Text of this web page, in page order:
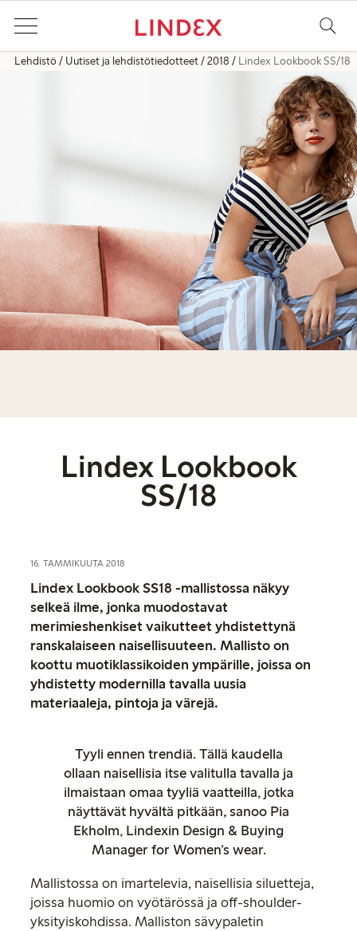
Lehdistö Uutiset ja lehdistötiedotteet 2018 Lindex Lookbook SS/18
Lindex Lookbook
SS/18
16. TAMMIKUUTA 2018
Lindex Lookbook SS18 -mallistossa näkyy
selkeä ilme, jonka muodostavat
merimieshenkiset vaikutteet yhdistettynä
ranskalaiseen naisellisuuteen. Mallisto on
koottu muotiklassikoiden ympärille, joissa on
yhdistetty modernilla tavalla uusia
materiaaleja, pintoja ja värejä.
Tyyli ennen trendiä. Tällä kaudella
ollaan naisellisia itse valitulla tavalla ja
ilmaistaan omaa tyyliä vaatteilla, jotka
näyttävät hyvältä pitkään,sanoo Pia
Ekholm, Lindexin Design & Buying
Manager for Women’s wear.
Mallistossa on imartelevia, naisellisia siluetteja,
joissa huomio on vyötärössä ja off-shoulder-
yksityiskohdissa. Malliston sävypaletin